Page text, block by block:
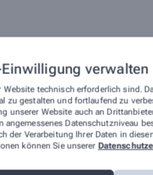
verwalten
technisch erforderlich sind.
zu gestalten und fortlaufend zu
unserer Website auch an
angemessenes Datenschutzniveau
der Verarbeitung Ihrer Daten in
können Sie unserer